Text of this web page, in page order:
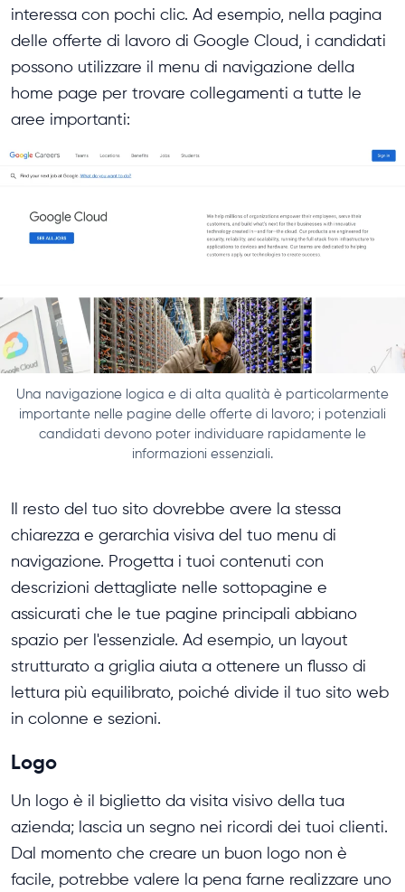
interessa con pochi clic. Ad esempio, nella pagina
delle offerte di lavoro di Google Cloud, i candidati
possono utilizzare il menu di navigazione della
home page per trovare collegamenti a tutte le
aree importanti:
Una navigazione logica e di alta qualità è particolarmente
importante nelle pagine delle offerte di lavoro; i potenziali
candidati devono poter individuare rapidamente le
informazioni essenziali.
Il resto del tuo sito dovrebbe avere la stessa
chiarezza e gerarchia visiva del tuo menu di
navigazione. Progetta i tuoi contenuti con
descrizioni dettagliate nelle sottopagine e
assicurati che le tue pagine principali abbiano
spazio per l'essenziale. Ad esempio, un layout
strutturato a griglia aiuta a ottenere un flusso di
lettura più equilibrato, poiché divide il tuo sito web
in colonne e sezioni.
Logo
Un logo è il biglietto da visita visivo della tua
azienda; lascia un segno nei ricordi dei tuoi clienti.
Dal momento che creare un buon logo non è
facile, potrebbe valere la pena farne realizzare uno